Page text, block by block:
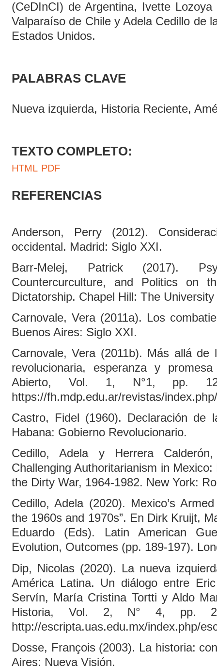
(CeDInCI) de Argentina, Ivette
Valparaíso de Chile y Adela Cedillo de
Estados Unidos.
PALABRAS CLAVE
Nueva izquierda, Historia Reciente,
TEXTO COMPLETO:
HTML PDF
REFERENCIAS
Anderson, Perry (2012).
occidental. Madrid: Siglo XXI.
Barr-Melej, Patrick (2017).
Countercurculture, and Politics on
Dictatorship. Chapel Hill: The
Carnovale, Vera (2011a). Los
Buenos Aires: Siglo XXI.
Carnovale, Vera (2011b). Más allá de
revolucionaria, esperanza y
Abierto, Vol. 1, N°1, pp.
https://fh.mdp.edu.ar/revistas/
Castro, Fidel (1960). Declaración de
Habana: Gobierno Revolucionario.
Cedillo, Adela y Herrera
Challenging Authoritarianism in
the Dirty War, 1964-1982. New York:
Cedillo, Adela (2020). Mexico’s
the 1960s and 1970s”. En Dirk Kruijt,
Eduardo (Eds). Latin American
Evolution, Outcomes (pp. 189-197).
Dip, Nicolas (2020). La nueva
América Latina. Un diálogo entre
Servín, María Cristina Tortti y Aldo
Historia, Vol. 2, N° 4, pp.
http://escripta.uas.edu.mx/index.php/
Dosse, François (2003). La historia:
Aires: Nueva Visión.